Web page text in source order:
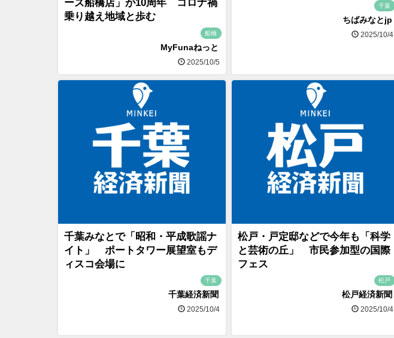
ーズ船橋店」が10周年 コロナ禍
乗り越え地域と歩む
船橋
MyFunaねっと
2025/10/5
千葉
ちばみなとjp
2025/10/4
千葉みなとで「昭和・平成歌謡ナ
イト」 ポートタワー展望室もデ
ィスコ会場に
千葉
千葉経済新聞
2025/10/4
松戸・戸定邸などで今年も「科学
と芸術の丘」 市民参加型の国際
フェス
松戸
松戸経済新聞
2025/10/4